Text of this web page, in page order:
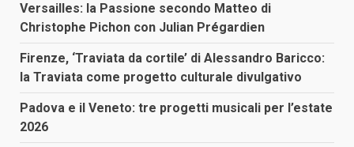
Versailles: la Passione secondo Matteo di
Christophe Pichon con Julian Prégardien
Firenze, ‘Traviata da cortile’ di Alessandro Baricco:
la Traviata come progetto culturale divulgativo
Padova e il Veneto: tre progetti musicali per l’estate
2026